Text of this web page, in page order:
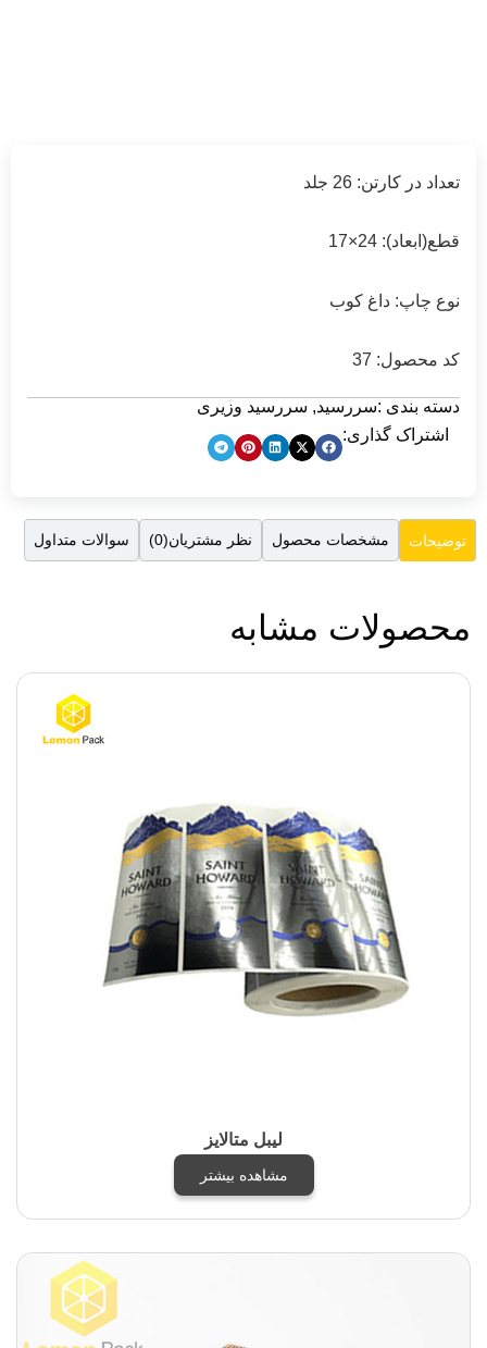
تعداد در کارتن: 26 جلد
قطع(ابعاد): 24×17
نوع چاپ: داغ کوب
کد محصول: 37
دسته بندی :سررسید, سررسید وزیری
اشتراک گذاری:
توضیحات مشخصات محصول نظر مشتریان(0) سوالات متداول
محصولات مشابه
لیبل متالایز
مشاهده بیشتر